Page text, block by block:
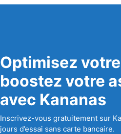
Optimisez
boostez votre
avec Kananas
Inscrivez-vous gratuitement sur
jours d’essai sans carte bancaire.